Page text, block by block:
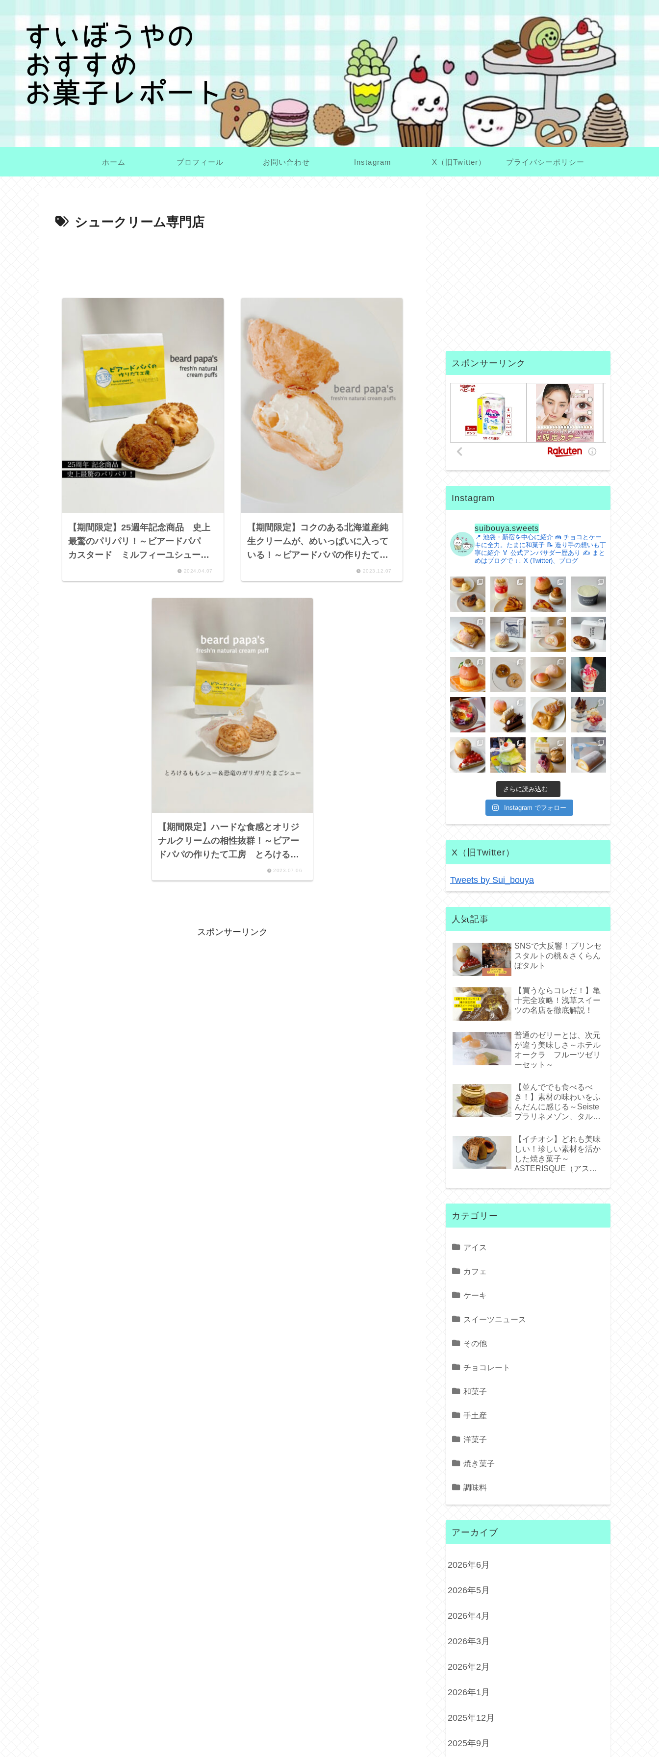
ホーム プロフィール お問い合わせ Instagram X（旧Twitter） プライバシーポリシー
シュークリーム専門店
【期間限定】25週年記念商品 史上
最驚のパリパリ！～ビアードパパ
カスタード ミルフィーユシュー、
カスタードプリン クッキーシュー
～
2024.04.07
【期間限定】コクのある北海道産純
生クリームが、めいっぱいに入って
いる！～ビアードパパの作りたて工
房 プレミアム芳醇生クリームシュー
（クッキーシュー）～
2023.12.07
【期間限定】ハードな食感とオリジ
ナルクリームの相性抜群！～ビアー
ドパパの作りたて工房 とろけるも
もシューと恐竜のガリガリたまごシ
ュー～
2023.07.06
スポンサーリンク
スポンサーリンク
Instagram
suibouya.sweets
📍 池袋・新宿を中心に紹介 🍰 チョコとケー
キに全力。たまに和菓子 📝 造り手の想いも丁
寧に紹介 🏅 公式アンバサダー歴あり ✍️ まと
めはブログで ↓↓ X (Twitter)、ブログ
さらに読み込む...
Instagram でフォロー
X（旧Twitter）
Tweets by Sui_bouya
人気記事
SNSで大反響！プリンセ
スタルトの桃＆さくらん
ぼタルト
【買うならコレだ！】亀
十完全攻略！浅草スイー
ツの名店を徹底解説！
普通のゼリーとは、次元
が違う美味しさ～ホテル
オークラ フルーツゼリ
ーセット～
【並んででも食べるべ
き！】素材の味わいをふ
んだんに感じる～Seiste
プラリネメゾン、タルト
シトロン～
【イチオシ】どれも美味
しい！珍しい素材を活か
した焼き菓子～
ASTERISQUE（アステ
カテゴリー
アイス
カフェ
ケーキ
スイーツニュース
その他
チョコレート
和菓子
手土産
洋菓子
焼き菓子
調味料
アーカイブ
2026年6月
2026年5月
2026年4月
2026年3月
2026年2月
2026年1月
2025年12月
2025年9月